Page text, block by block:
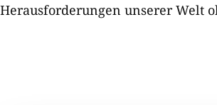
unserer Welt